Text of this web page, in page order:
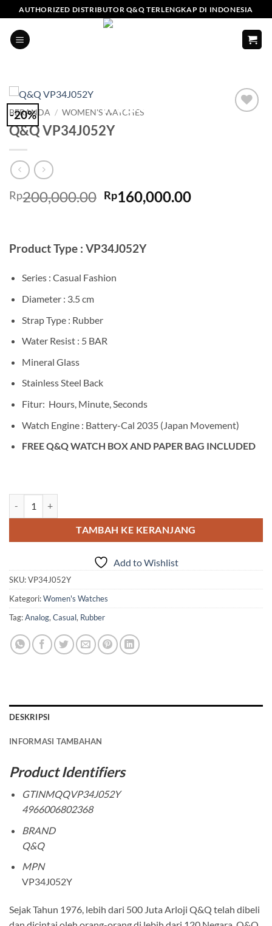
to
content
AUTHORIZED DISTRIBUTOR Q&Q TERLENGKAP DI INDONESIA
-20%
BERANDA / WOMEN'S WATCHES
Q&Q VP34J052Y
Rp200,000.00 Harga
aslinya
Rp200,000.00.
Rp160,000.00Harga
Product Type : VP34J052Y
Series : Casual Fashion
Diameter : 3.5 cm
Strap Type : Rubber
Water Resist : 5 BAR
Mineral Glass
Stainless Steel Back
Fitur: Hours, Minute, Seconds
Watch Engine : Battery-Cal 2035 (Japan Movement)
FREE Q&Q WATCH BOX AND PAPER BAG INCLUDED
TAMBAH KE KERANJANG
Add to Wishlist
SKU:VP34J052Y
Kategori:Women's Watches
Tag:Analog, Casual, Rubber
DESKRIPSI
INFORMASI TAMBAHAN
Product Identifiers
GTINMQQVP34J052Y
4966006802368
BRAND
Q&Q
MPN
VP34J052Y
Sejak Tahun 1976, lebih dari 500 Juta Arloji Q&Q telah dibeli